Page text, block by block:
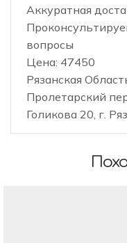
Аккуратная
вопросы
Цена: 47450
Рязанская
Пролетарский
Голикова 20, г.